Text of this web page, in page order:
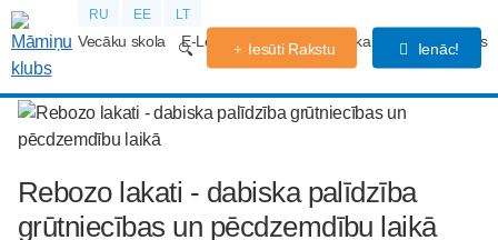
RU EE LT
Vecāku skola E-Lekcijas Grūtniecības kalendārs Forums
Iesūti Rakstu Ienāc!
Rebozo lakati - dabiska palīdzība
grūtniecības un pēcdzemdību laikā